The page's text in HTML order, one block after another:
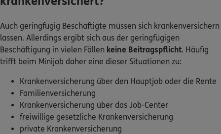
Auch geringfügig Beschäftigte müssen sich krankenversichern
lassen. Allerdings ergibt sich aus der geringfügigen
Beschäftigung in vielen Fällen keine Beitragspflicht. Häufig
trifft beim Minijob daher eine dieser Situationen zu:
Krankenversicherung über den Hauptjob oder die Rente
Familienversicherung
Krankenversicherung über das Job-Center
freiwillige gesetzliche Krankenversicherung
private Krankenversicherung